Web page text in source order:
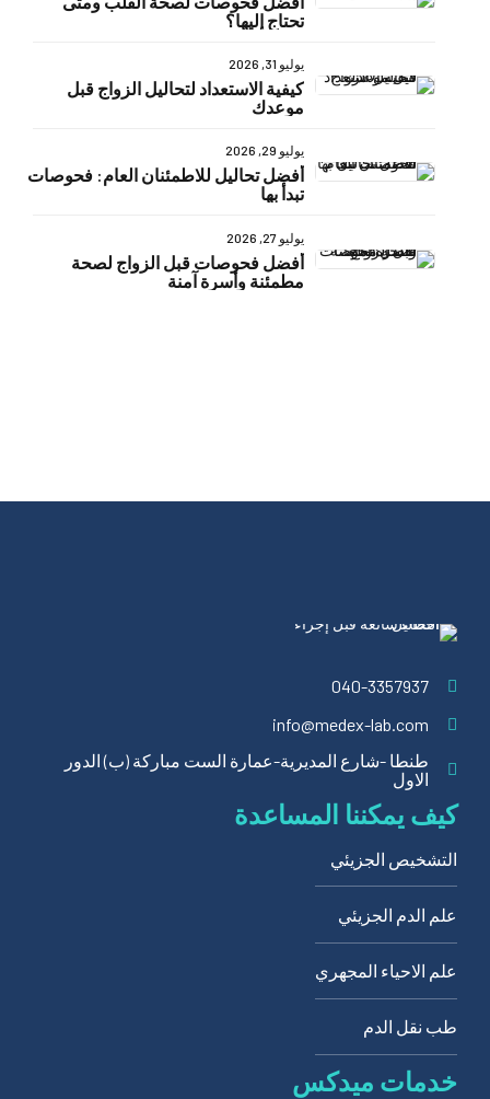
تحتاج إليها؟
يوليو 31, 2026
كيفية الاستعداد لتحاليل الزواج قبل
موعدك
يوليو 29, 2026
أفضل تحاليل للاطمئنان العام: فحوصات
تبدأ بها
يوليو 27, 2026
أفضل فحوصات قبل الزواج لصحة
مطمئنة وأسرة آمنة
040-3357937
info@medex-lab.com
طنطا -شارع المديرية-عمارة الست مباركة (ب) الدور
الاول
كيف يمكننا المساعدة
التشخيص الجزيئي
علم الدم الجزيئي
علم الاحياء المجهري
طب نقل الدم
خدمات ميدكس